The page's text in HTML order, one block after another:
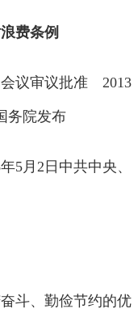
费条例
会议审议批准 2013
务院发布
5月2日中共中央、
、勤俭节约的优